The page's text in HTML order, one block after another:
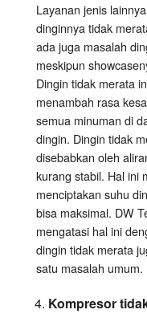
Layanan jenis
dinginnya tidak
ada juga masalah
meskipun
Dingin tidak merata
menambah rasa
semua minuman di
dingin. Dingin tidak
disebabkan oleh
kurang stabil. Hal ini
menciptakan suhu
bisa maksimal. DW
mengatasi hal ini
dingin tidak merata
satu masalah umum.
Kompresor